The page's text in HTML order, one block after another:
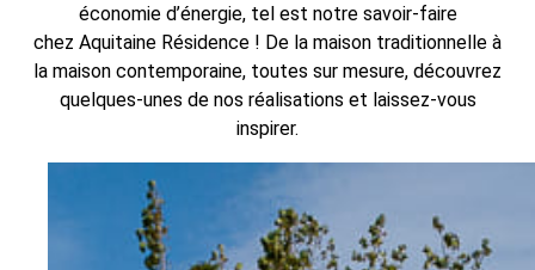
économie d’énergie, tel est notre savoir-faire
chez Aquitaine Résidence ! De la maison traditionnelle à
la maison contemporaine, toutes sur mesure, découvrez
quelques-unes de nos réalisations et laissez-vous
inspirer.